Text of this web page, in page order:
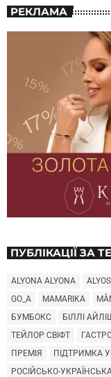
РЕКЛАМА
ПУБЛІКАЦІЇ ЗА
ALYONA ALYONA
GO_A
MAMARIKA
БУМБОКС
БІЛЛІ
ТЕЙЛОР СВІФТ
ПРЕМІЯ
ПІДТРИМКА
РОСІЙСЬКО-